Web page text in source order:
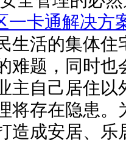
一卡通解决方
生活的集体
难题，同时
主自己居住
将存在隐患
造成安居、